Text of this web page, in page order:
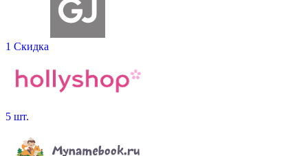
1 Скидка
5 шт.